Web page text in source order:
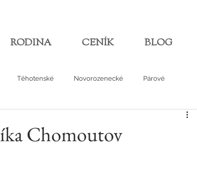
RODINA CENÍK BLOG
Těhotenské Novorozenecké Párové
Chomoutov